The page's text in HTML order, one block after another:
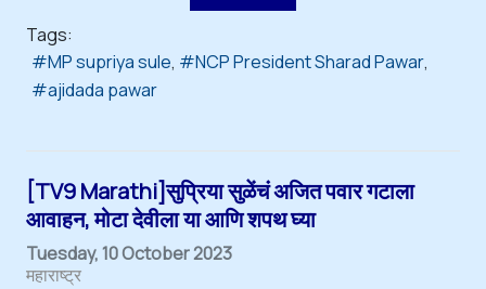
Tags:
MP supriya sule
NCP President Sharad Pawar
ajidada pawar
[TV9 Marathi]सुप्रिया सुळेंचं अजित पवार गटाला
आवाहन, मोटा देवीला या आणि शपथ घ्या
Tuesday, 10 October 2023
महाराष्ट्र